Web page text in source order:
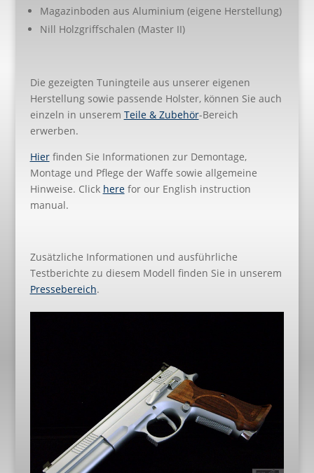
Magazinboden aus Aluminium (eigene Herstellung)
Nill Holzgriffschalen (Master II)
Die gezeigten Tuningteile aus unserer eigenen
Herstellung sowie passende Holster, können Sie auch
einzeln in unserem Teile & Zubehör-Bereich
erwerben.
Hierfinden Sie Informationen zur Demontage,
Montage und Pflege der Waffe sowie allgemeine
Hinweise. Click herefor our English instruction
manual.
Zusätzliche Informationen und ausführliche
Testberichte zu diesem Modell finden Sie in unserem
Pressebereich.